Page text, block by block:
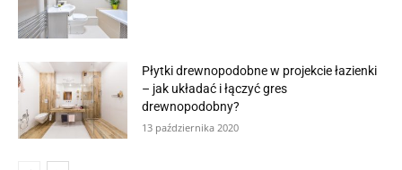
Płytki drewnopodobne w projekcie łazienki
– jak układać i łączyć gres
drewnopodobny?
13 października 2020